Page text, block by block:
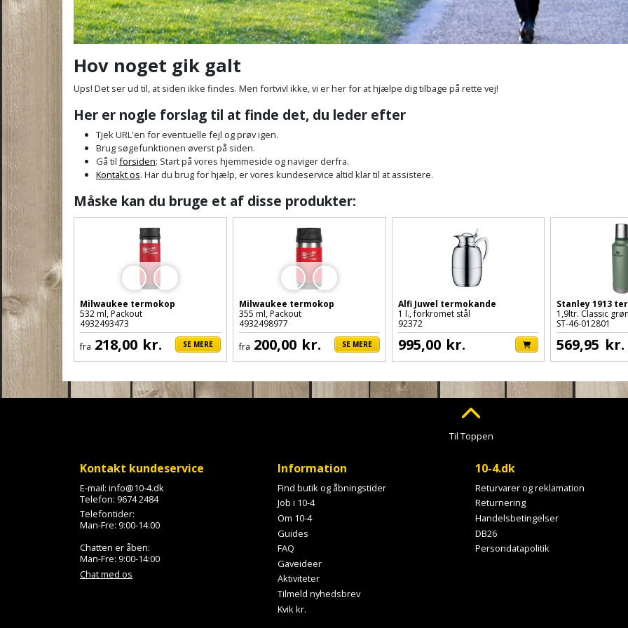
Hov noget gik galt
Ups! Det ser ud til, at siden ikke findes. Men fortvivl ikke, vi er her for at hjælpe dig tilbage på rette vej!
Her er nogle forslag til at finde det, du leder efter
Tjek URL'en for eventuelle fejl og prøv igen.
Brug søgefunktionen øverst på siden.
Gå til forsiden: Start på vores hjemmeside og naviger derfra.
Kontakt os. Har du brug for hjælp, er vores kundeservice altid klar til at assistere.
Måske kan du bruge et af disse produkter:
Milwaukee termokop
532 ml, Packout
4932493473
fra 218,00 kr. SE MERE
Milwaukee termokop
355 ml, Packout
4932498977
fra 200,00 kr. SE MERE
Alfi Juwel termokande
1 l., forkromet stål
92372
995,00 kr.
Stanley 1913
1,9ltr. Classic grøn
ST-46-012801
569,95 kr.
Til Toppen
Kontakt kundeservice
E-mail: info@10-4.dk
Telefon: 9674 2484
Telefontider:
Man-Fre: 9:00-14:00
Chatten er åben:
Man-Fre: 9:00-14:00
Chat med os
Information
Find butik og åbningstider
Job i 10-4
Om 10-4
Guides
FAQ
Gaveideer
Aktiviteter
Tilmeld nyhedsbrev
Kvik kr.
10-4.dk
Returvarer og reklamation
Returnering
Handelsbetingelser
DB26
Persondatapolitik